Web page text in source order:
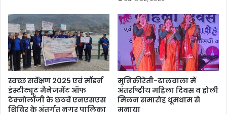
स्वच्छ सर्वेक्षण 2025 एवं मॉडर्न
इंस्टीट्यूट मैनेजमेंट ऑफ
टेक्नोलॉजी के छठवें एनएसएस
शिविर के अंतर्गत नगर पालिका
मुनिकीरेती-ढालवाला में
अंतर्राष्ट्रीय महिला दिवस व होली
मिलन समारोह धूमधाम से
मनाया